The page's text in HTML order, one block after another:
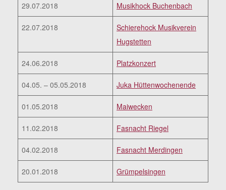
29.07.2018 Musikhock Buchenbach
22.07.2018
Schierehock Musikverein
Hugstetten
24.06.2018 Platzkonzert
04.05. – 05.05.2018 Juka Hüttenwochenende
01.05.2018 Maiwecken
11.02.2018 Fasnacht Riegel
04.02.2018 Fasnacht Merdingen
20.01.2018 Grümpelsingen